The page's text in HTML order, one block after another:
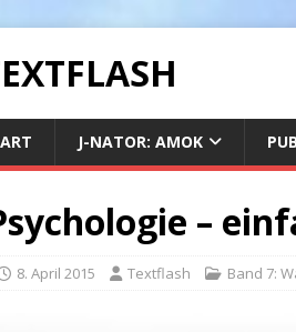
J-NATOR: AMOK
–
8. April 2015 Textflash Band 7: